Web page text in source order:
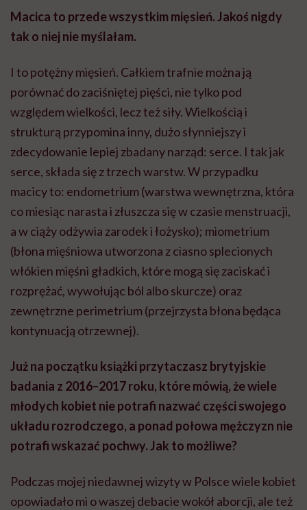
Macica to przede wszystkim mięsień. Jakoś nigdy
tak o niej nie myślałam.
I to potężny mięsień. Całkiem trafnie można ją
porównać do zaciśniętej pięści, nie tylko pod
względem wielkości, lecz też siły. Wielkością i
strukturą przypomina inny, dużo słynniejszy i
zdecydowanie lepiej zbadany narząd: serce. I tak jak
serce, składa się z trzech warstw. W przypadku
macicy to: endometrium (warstwa wewnętrzna, która
co miesiąc narasta i złuszcza się w czasie menstruacji,
a w ciąży odżywia zarodek i łożysko); miometrium
(błona mięśniowa utworzona z ciasno splecionych
włókien mięśni gładkich, które mogą się zaciskać i
rozprężać, wywołując ból albo skurcze) oraz
zewnętrzne perimetrium (przejrzysta błona będąca
kontynuacją otrzewnej).
Już na początku książki przytaczasz brytyjskie
badania z 2016–2017 roku, które mówią, że wiele
młodych kobiet nie potrafi nazwać części swojego
układu rozrodczego, a ponad połowa mężczyzn nie
potrafi wskazać pochwy. Jak to możliwe?
Podczas mojej niedawnej wizyty w Polsce wiele kobiet
opowiadało mi o waszej debacie wokół aborcji, ale też